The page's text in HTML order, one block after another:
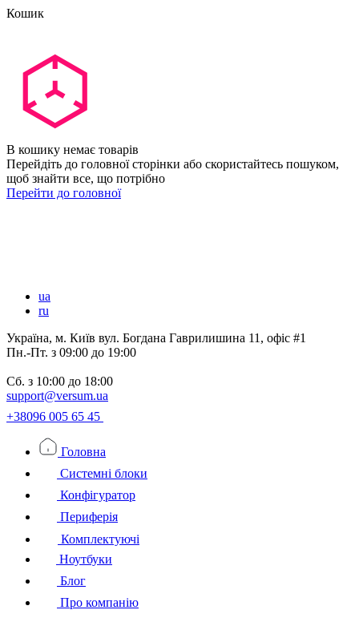
Кошик
В кошику немає товарів
Перейдіть до головної сторінки або скористайтесь пошуком,
щоб знайти все, що потрібно
Перейти до головної
ua
ru
Україна, м. Київ вул. Богдана Гаврилишина 11, офіс #1
Пн.-Пт. з 09:00 до 19:00
Сб. з 10:00 до 18:00
support@versum.ua
+38096 005 65 45
Головна
Системні блоки
Конфігуратор
Периферія
Комплектуючі
Ноутбуки
Блог
Про компанію